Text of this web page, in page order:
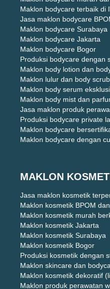
Maklon bodycare terbaik di
Jasa maklon bodycare
Maklon bodycare Surabaya
Maklon bodycare Jakarta
Maklon bodycare Bogor
Produksi bodycare dengan
Maklon body lotion dan
Maklon lulur dan body scrub
Maklon body serum
Maklon body mist dan
Jasa maklon produk
Produksi bodycare private
Maklon bodycare
Maklon bodycare dengan
MAKLON
Jasa maklon kosmetik
Maklon kosmetik BPOM
Maklon kosmetik murah
Maklon kosmetik Jakarta
Maklon kosmetik Surabaya
Maklon kosmetik Bogor
Produksi kosmetik dengan
Maklon skincare dan
Maklon kosmetik dekoratif
Maklon produk perawatan